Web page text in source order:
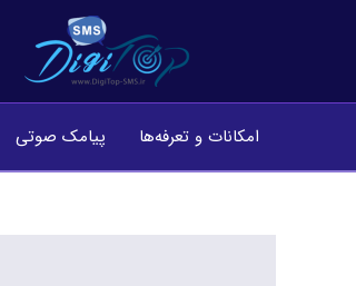
امکانات و تعرفه‌ها پیامک صوتی